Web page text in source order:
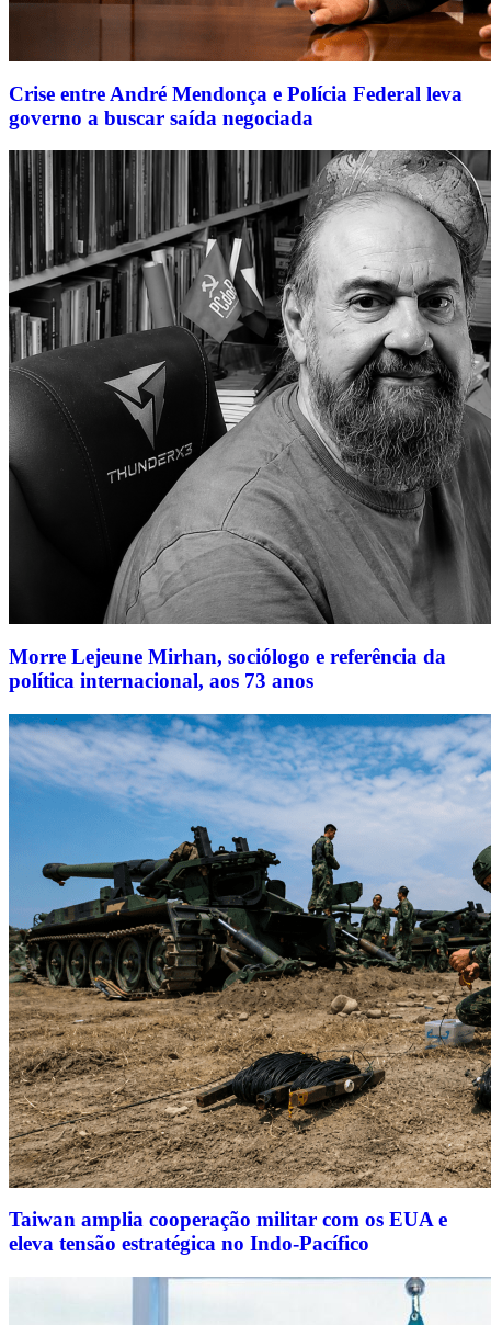
Crise entre André Mendonça e Polícia Federal leva
governo a buscar saída negociada
Morre Lejeune Mirhan, sociólogo e referência da
política internacional, aos 73 anos
Taiwan amplia cooperação militar com os EUA e
eleva tensão estratégica no Indo-Pacífico